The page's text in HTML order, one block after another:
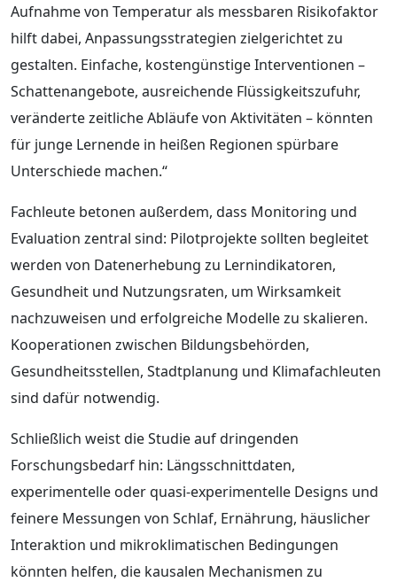
Aufnahme von Temperatur als messbaren Risikofaktor
hilft dabei, Anpassungsstrategien zielgerichtet zu
gestalten. Einfache, kostengünstige Interventionen –
Schattenangebote, ausreichende Flüssigkeitszufuhr,
veränderte zeitliche Abläufe von Aktivitäten – könnten
für junge Lernende in heißen Regionen spürbare
Unterschiede machen.“
Fachleute betonen außerdem, dass Monitoring und
Evaluation zentral sind: Pilotprojekte sollten begleitet
werden von Datenerhebung zu Lernindikatoren,
Gesundheit und Nutzungsraten, um Wirksamkeit
nachzuweisen und erfolgreiche Modelle zu skalieren.
Kooperationen zwischen Bildungsbehörden,
Gesundheitsstellen, Stadtplanung und Klimafachleuten
sind dafür notwendig.
Schließlich weist die Studie auf dringenden
Forschungsbedarf hin: Längsschnittdaten,
experimentelle oder quasi-experimentelle Designs und
feinere Messungen von Schlaf, Ernährung, häuslicher
Interaktion und mikroklimatischen Bedingungen
könnten helfen, die kausalen Mechanismen zu